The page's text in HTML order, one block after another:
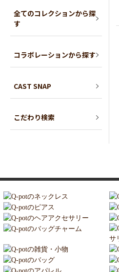
全てのコレクションから探
す
コラボレーションから探す
CAST SNAP
こだわり検索